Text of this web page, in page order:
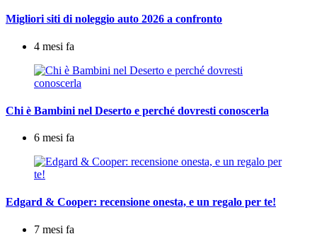
Migliori siti di noleggio auto 2026 a confronto
4 mesi fa
Chi è Bambini nel Deserto e perché dovresti conoscerla
6 mesi fa
Edgard & Cooper: recensione onesta, e un regalo per te!
7 mesi fa